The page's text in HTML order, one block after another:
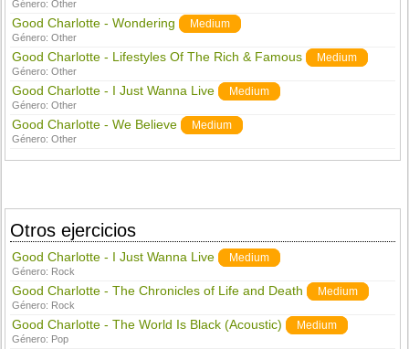
Género:Other
Good Charlotte - Wondering Medium
Género:Other
Good Charlotte - Lifestyles Of The Rich & Famous Medium
Género:Other
Good Charlotte - I Just Wanna Live Medium
Género:Other
Good Charlotte - We Believe Medium
Género:Other
Otros ejercicios
Good Charlotte - I Just Wanna Live Medium
Género: Rock
Good Charlotte - The Chronicles of Life and Death Medium
Género: Rock
Good Charlotte - The World Is Black (Acoustic) Medium
Género: Pop